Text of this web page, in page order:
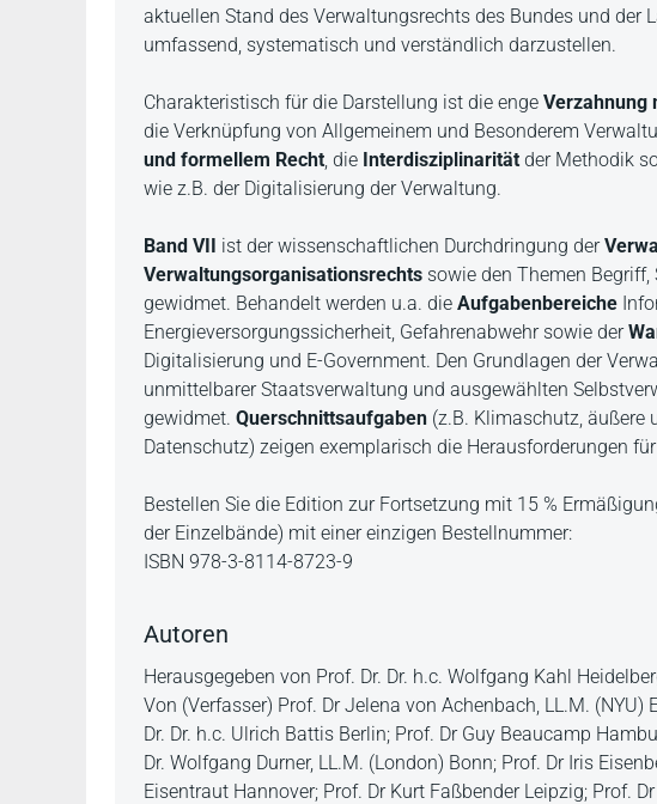
aktuellen Stand des Verwaltungsrechts des Bundes und der
umfassend, systematisch und verständlich darzustellen.
Charakteristisch für die Darstellung ist die enge Verzahnung
die Verknüpfung von Allgemeinem und Besonderem
und formellem Recht, die Interdisziplinarität der Methodik
wie z.B. der Digitalisierung der Verwaltung.
Band VII ist der wissenschaftlichen Durchdringung der
Verwaltungsorganisationsrechts sowie den Themen
gewidmet. Behandelt werden u.a. die Aufgabenbereiche
Energieversorgungssicherheit, Gefahrenabwehr sowie der
Digitalisierung und E-Government. Den Grundlagen der
unmittelbarer Staatsverwaltung und ausgewählten
gewidmet. Querschnittsaufgaben (z.B. Klimaschutz, äußere
Datenschutz) zeigen exemplarisch die Herausforderungen
Bestellen Sie die Edition zur Fortsetzung mit 15 %
der Einzelbände) mit einer einzigen Bestellnummer:
ISBN 978-3-8114-8723-9
Autoren
Herausgegeben von Prof. Dr. Dr. h.c. Wolfgang Kahl
Von (Verfasser) Prof. Dr Jelena von Achenbach, LL.M. (NYU)
Dr. Dr. h.c. Ulrich Battis Berlin; Prof. Dr Guy Beaucamp
Dr. Wolfgang Durner, LL.M. (London) Bonn; Prof. Dr Iris
Eisentraut Hannover; Prof. Dr Kurt Faßbender Leipzig; Prof.